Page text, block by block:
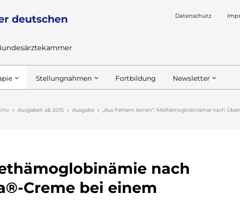
deutschen
Datenschutz
Stellungnahmen Fortbildung Newsletter
Ausgaben ab 2015 Ausgabe „Aus Fehlern lernen“: Methämoglobinämie nach
nach
Creme bei einem